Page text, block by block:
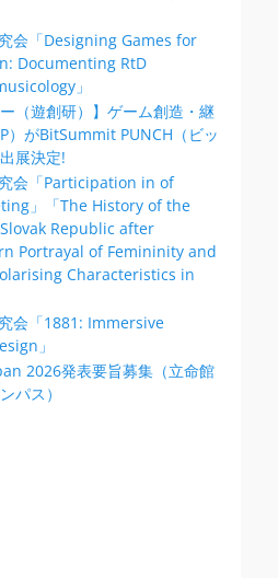
会「Designing Games for
Documenting RtD
」
（遊創研）】ゲーム創造・継
）がBitSummit PUNCH（ビッ
展決定!
会「Participation in of
」「The History of the
Republic after
Portrayal of Femininity and
Characteristics in
会「1881: Immersive
」
2026発表要旨募集（立命館
パス）